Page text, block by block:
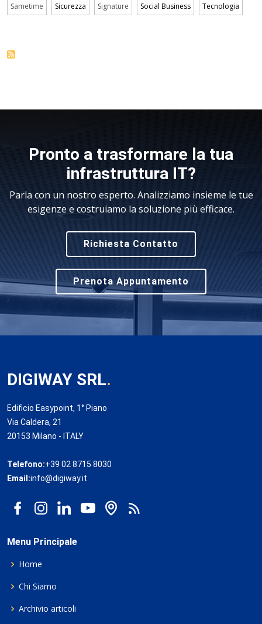
Sametime Sicurezza Signature Social Business Tecnologia
Pronto a trasformare la tua
infrastruttura IT?
Parla con un nostro esperto. Analizziamo insieme le tue
esigenze e costruiamo la soluzione più efficace.
Richiesta Contatto
Prenota Appuntamento
DIGIWAY SRL.
Edificio Easypoint, 1° Piano
Via Caldera, 21
20153 Milano - ITALY
Telefono:+39 02 8715 8030
Email:info@digiway.it
Menu Principale
Home
Chi Siamo
Archivio articoli